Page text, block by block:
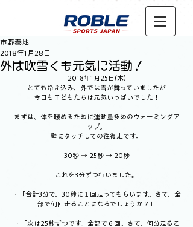
外は吹雪くも元気に活動！
市野泰地
2018年1月28日
2018年1月25日(木)
とても冷え込み、外では雪が舞っていましたが
今日も子どもたちは元気いっぱいでした！
まずは、体を暖めるために運動量多めのウォーミングア
ップ。
壁にタッチしての往復走です。
30秒 → 25秒 → 20秒
これを3分ずつ行いました。
・「合計3分で、30秒に１回走ってもらいます。さて、全
部で何回走ることになるでしょうか？」
・「次は25秒ずつです。全部で６回。さて、何分走るこ